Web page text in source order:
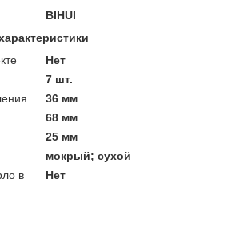
BIHUI
Нет
7 шт.
36 мм
68 мм
25 мм
мокрый; сухой
в
Нет